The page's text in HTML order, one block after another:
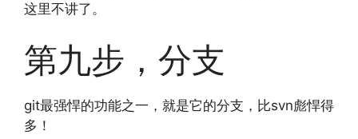
这里不讲了。
第九步，分支
git最强悍的功能之一，就是它的分支，比svn彪悍得
多！